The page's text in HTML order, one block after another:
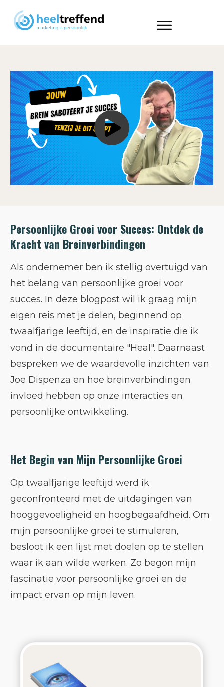
Persoonlijke Groei voor Succes: Ontdek de
Kracht van Breinverbindingen
Als ondernemer ben ik stellig overtuigd van
het belang van persoonlijke groei voor
succes. In deze blogpost wil ik graag mijn
eigen reis met je delen, beginnend op
twaalfjarige leeftijd, en de inspiratie die ik
vond in de documentaire "Heal". Daarnaast
bespreken we de waardevolle inzichten van
Joe Dispenza en hoe breinverbindingen
invloed hebben op onze interacties en
persoonlijke ontwikkeling.
Het Begin van Mijn Persoonlijke Groei
Op twaalfjarige leeftijd werd ik
geconfronteerd met de uitdagingen van
hooggevoeligheid en hoogbegaafdheid. Om
mijn persoonlijke groei te stimuleren,
besloot ik een lijst met doelen op te stellen
waar ik aan wilde werken. Zo begon mijn
fascinatie voor persoonlijke groei en de
impact ervan op mijn leven.